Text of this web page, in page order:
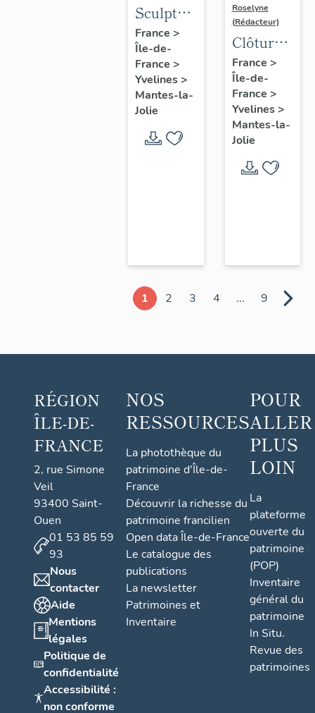
Sculpture
: la
Ronde
France >
Île-de-
France >
Yvelines>
Mantes-la-
Jolie
Roselyne
(Rédacteur)
Clôture
de
chœur
France >
Île-de-
France >
Yvelines>
Mantes-la-
Jolie
1 2 3 4 ... 9
RÉGION
ÎLE-DE-
FRANCE
2, rue Simone
Veil
93400 Saint-
Ouen
01 53 85 59
93
Nous
contacter
Aide
Mentions
légales
Politique de
confidentialité
Accessibilité :
non conforme
NOS
RESSOURCES
La photothèque du
patrimoine d'Île-de-
France
Découvrir la richesse du
patrimoine francilien
Open data Île-de-France
Le catalogue des
publications
La newsletter
Patrimoines et
Inventaire
POUR
ALLER
PLUS
LOIN
La
plateforme
ouverte du
patrimoine
(POP)
Inventaire
général du
patrimoine
In Situ.
Revue des
patrimoines